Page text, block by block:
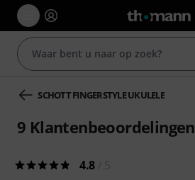
SCHOTT FINGERSTYLE UKULELE
9 Klantenbeoordelingen
4.8